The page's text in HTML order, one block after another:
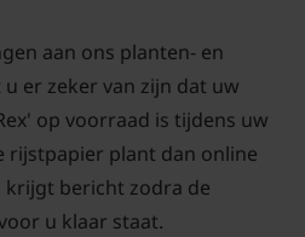
bij sterke wind.
voorkeur aan een
bodem die vochtig mag
is. Zo hebben de
zonder dat de grond
aan ons planten- en
er zeker van zijn dat uw
op voorraad is tijdens uw
rijstpapier plant dan online
krijgt bericht zodra de
u klaar staat.